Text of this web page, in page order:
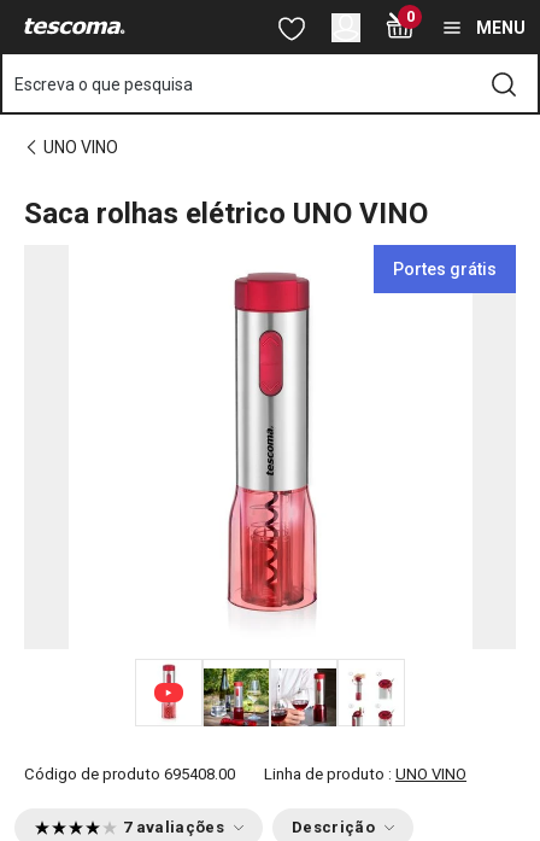
Está na página Saca rolhas elétrico UNO VINO
Saltar para o conteúdo principal
Saltar para a pesquisa
Saltar para a navegação 0
MENU
Escreva o que pesquisa
UNO VINO
Saca rolhas elétrico UNO VINO
Portes grátis
Código de produto 695408.00 Linha de produto : UNO VINO
7 avaliações Descrição